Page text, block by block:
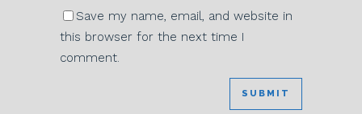
Save my name, email, and website in
this browser for the next time I
comment.